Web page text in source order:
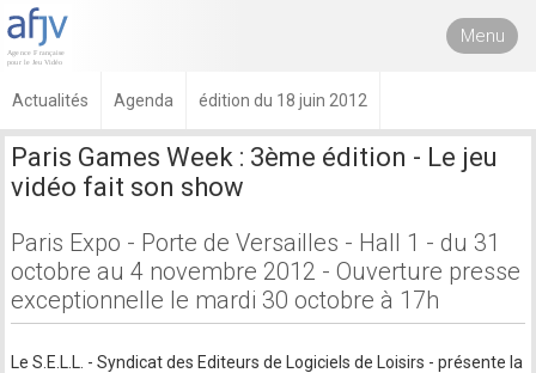
Menu
Actualités Agenda édition du 18 juin 2012
Paris Games Week : 3ème édition - Le jeu
vidéo fait son show
Paris Expo - Porte de Versailles - Hall 1 - du 31
octobre au 4 novembre 2012 - Ouverture presse
exceptionnelle le mardi 30 octobre à 17h
Le S.E.L.L. - Syndicat des Editeurs de Logiciels de Loisirs - présente la